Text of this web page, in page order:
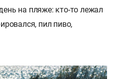
на пляже: кто-то лежал
пил пиво,